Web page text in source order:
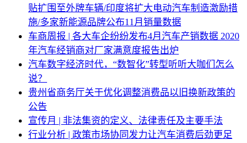
贴扩围至外牌车辆/印度将扩大电动汽车制造激励措
施/多家新能源品牌公布11月销量数据
车商周报 | 各大车企纷纷发布4月汽车产销数据 2020
年汽车经销商对厂家满意度报告出炉
汽车数字经济时代，“数智化”转型听听大咖们怎么
说？
贵州省商务厅关于优化调整消费品以旧换新政策的
公告
宣传月 | 非法集资的定义、法律责任及主要手法
行业分析 | 政策市场协同发力让汽车消费后劲更足